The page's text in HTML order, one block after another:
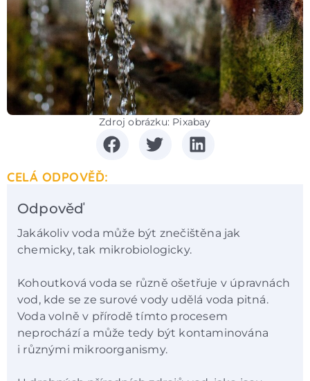
Zdroj obrázku: Pixabay
CELÁ ODPOVĚĎ:
Odpověď
Jakákoliv voda může být znečištěna jak
chemicky, tak mikrobiologicky.
Kohoutková voda se různě ošetřuje v úpravnách
vod, kde se ze surové vody udělá voda pitná.
Voda volně v přírodě tímto procesem
neprochází a může tedy být kontaminována
i různými mikroorganismy.